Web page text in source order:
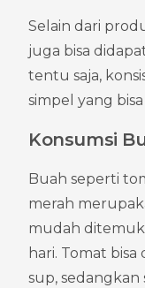
Selain dari
juga bisa
tentu saja,
simpel yang
Konsumsi
Buah seperti
merah
mudah
hari. Tomat bisa
sup, sedangkan